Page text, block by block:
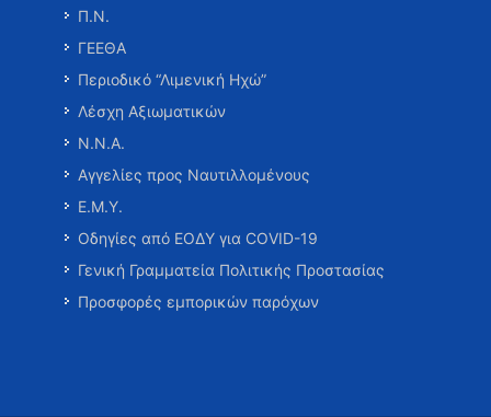
Π.Ν.
ΓΕΕΘΑ
Περιοδικό “Λιμενική Ηχώ”
Λέσχη Αξιωματικών
Ν.Ν.Α.
Αγγελίες προς Ναυτιλλομένους
Ε.Μ.Υ.
Οδηγίες από ΕΟΔΥ για COVID-19
Γενική Γραμματεία Πολιτικής Προστασίας
Προσφορές εμπορικών παρόχων